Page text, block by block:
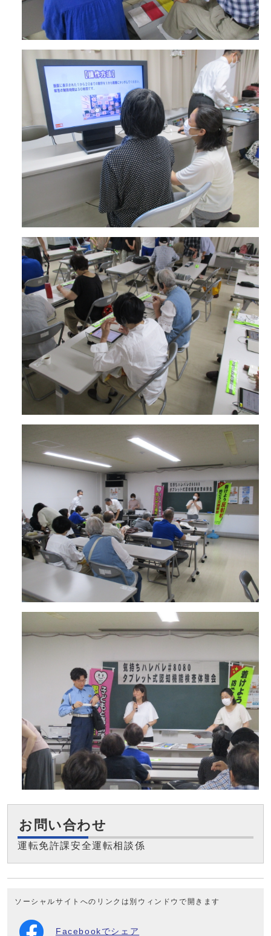
お問い合わせ
運転免許課安全運転相談係
ソーシャルサイトへのリンクは別ウィンドウで開きます
Facebookでシェア